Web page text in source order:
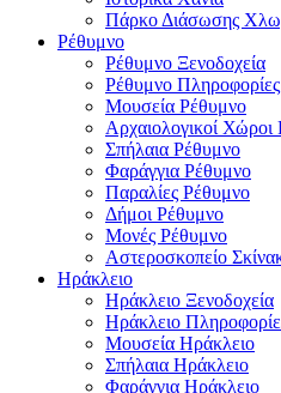
Πάρκο Διάσωσης
Ρέθυμνο
Ρέθυμνο Ξενοδοχεία
Ρέθυμνο Πληροφορίες
Μουσεία Ρέθυμνο
Αρχαιολογικοί Χώροι
Σπήλαια Ρέθυμνο
Φαράγγια Ρέθυμνο
Παραλίες Ρέθυμνο
Δήμοι Ρέθυμνο
Μονές Ρέθυμνο
Αστεροσκοπείο
Ηράκλειο
Ηράκλειο Ξενοδοχεία
Ηράκλειο
Μουσεία Ηράκλειο
Σπήλαια Ηράκλειο
Φαράγγια Ηράκλειο